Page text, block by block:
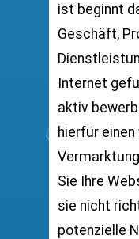
ist beginnt
Geschäft,
Internet
aktiv
hierfür
Sie Ihre
sie nicht
potenzielle